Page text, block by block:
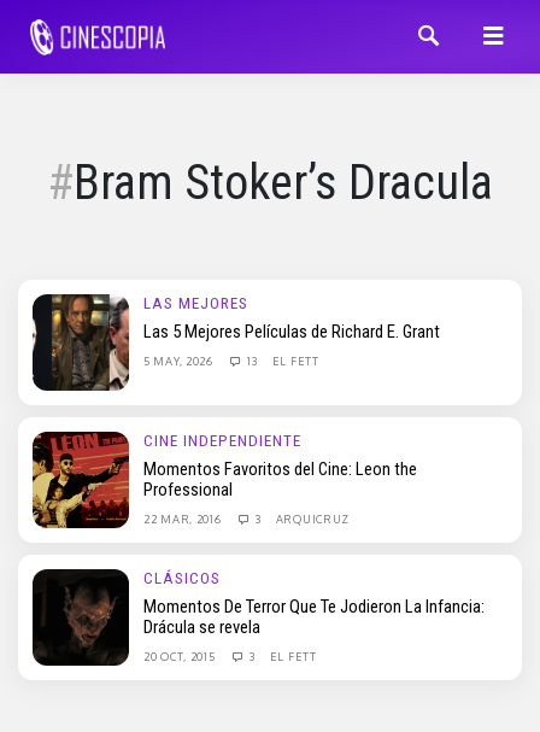
Bram Stoker’s Dracula
LAS MEJORES
Las 5 Mejores Películas de Richard E. Grant
5 MAY, 2026 13 EL FETT
CINE INDEPENDIENTE
Momentos Favoritos del Cine: Leon the
Professional
22 MAR, 2016 3 ARQUICRUZ
CLÁSICOS
Momentos De Terror Que Te Jodieron La Infancia:
Drácula se revela
20 OCT, 2015 3 EL FETT